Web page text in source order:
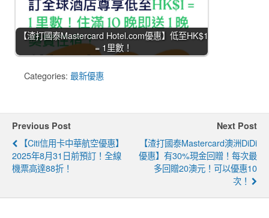
【渣打國泰Mastercard Hotel.com優惠】低至HK$1
= 1里數！
Categories: 最新優惠
Previous Post
【Citi信用卡中華航空優惠】
2025年8月31日前預訂！全線
機票高達88折！
Next Post
【渣打國泰Mastercard澳洲DiDi
優惠】有30%現金回贈！每次最
多回贈20澳元！可以優惠10
次！